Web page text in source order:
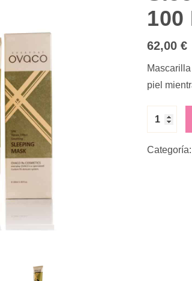
100
62,00€
piel
Categoría: